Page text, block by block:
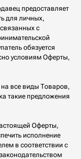
предоставляет
для личных,
с
обязуется
условиям Оферты,
все виды Товаров,
такие предложения
Оферты,
исполнение
в соответствии с